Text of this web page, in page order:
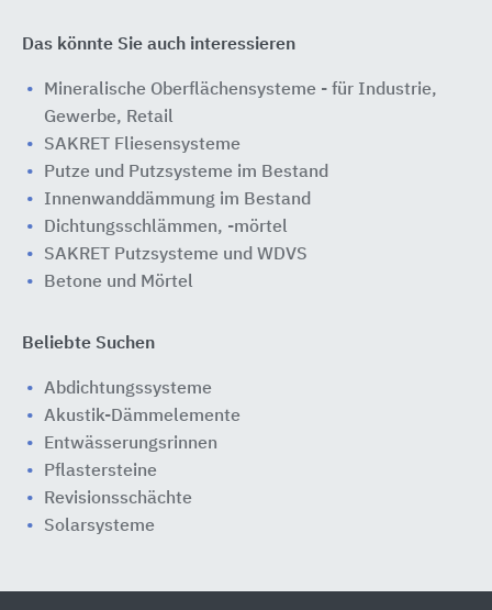
Das könnte Sie auch interessieren
Mineralische Oberflächensysteme - für Industrie,
Gewerbe, Retail
SAKRET Fliesensysteme
Putze und Putzsysteme im Bestand
Innenwanddämmung im Bestand
Dichtungsschlämmen, -mörtel
SAKRET Putzsysteme und WDVS
Betone und Mörtel
Beliebte Suchen
Abdichtungssysteme
Akustik-Dämmelemente
Entwässerungsrinnen
Pflastersteine
Revisionsschächte
Solarsysteme